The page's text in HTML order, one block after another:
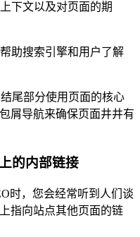
下文以及对页面的期
助搜索引擎和用户了解
尾部分使用页面的核心
屑导航来确保页面井井有
的内部链接
时，您会经常听到人们谈
指向站点其他页面的链